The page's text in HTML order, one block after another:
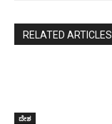
RELATED ARTICLES
ದೇಶ